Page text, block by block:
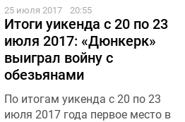
25 июля 2017 20:55
Итоги уикенда с 20 по 23
июля 2017: «Дюнкерк»
выиграл войну с
обезьянами
По итогам уикенда с 20 по 23
июля 2017 года первое место в